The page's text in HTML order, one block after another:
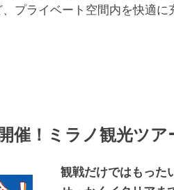
プライベート空間内を快適に
催！ミラノ観光ツア
観戦だけではもった